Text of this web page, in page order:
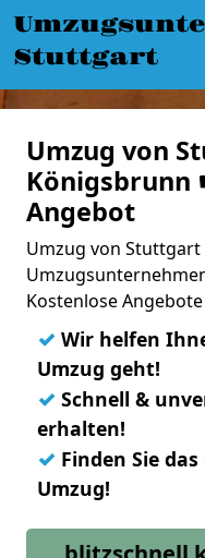
Stuttgart
Umzug von
Königsbrunn
Angebot
Umzug von
Kostenlose
✓ Wir helfen
Umzug geht!
✓ Schnell &
erhalten!
✓ Finden Sie
Umzug!